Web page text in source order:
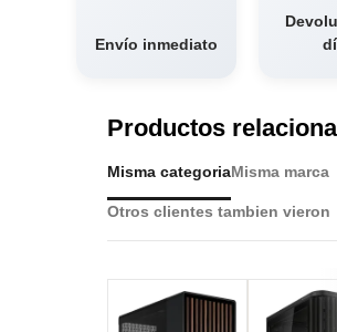
Envío inmediato
Productos
Misma categoriaMisma marca
Otros clientes tambien vieron